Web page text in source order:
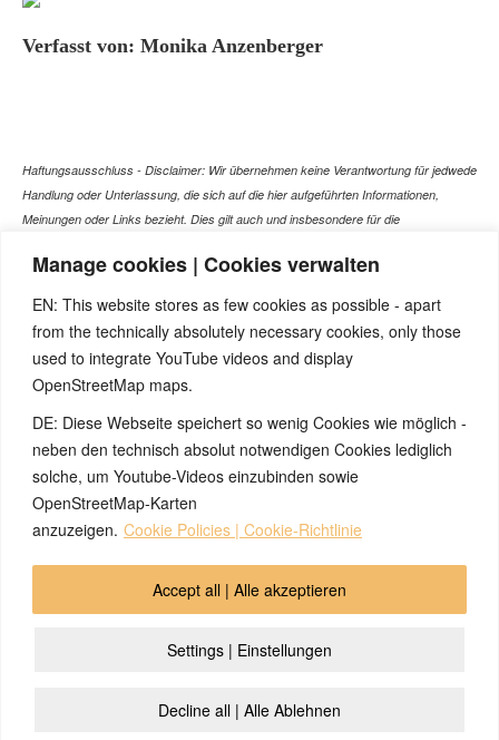
Manage cookies | Cookies verwalten
EN: This website stores as few cookies as possible - apart
from the technically absolutely necessary cookies, only those
used to integrate YouTube videos and display
OpenStreetMap maps.
DE: Diese Webseite speichert so wenig Cookies wie möglich -
neben den technisch absolut notwendigen Cookies lediglich
solche, um Youtube-Videos einzubinden sowie
OpenStreetMap-Karten
anzuzeigen. Cookie Policies | Cookie-Richtlinie
Settings | Einstellungen
Decline all | Alle Ablehnen
Accept all | Alle akzeptieren
Verfasst von: Monika Anzenberger
Haftungsausschluss - Disclaimer: Wir übernehmen keine Verantwortung für jedwede
Handlung oder Unterlassung, die sich auf die hier aufgeführten Informationen,
Meinungen oder Links bezieht. Dies gilt auch und insbesondere für die
Gespräch mit dem Arzt Ihres Vertrauens darstellen können. Bei den Texten auf
Versuch einer Diagnose oder Behandlung! Wir übernehmen keinerlei Gewähr für die
Korrektheit, Aktualität, Vollständigkeit oder Qualität der Informationen auf dieser
Website. Zusätzlich müssen wir jede Haftung oder Garantie ausschließen. Dies gilt
auch für alle Verweise (Links), die direkt oder indirekt angeboten werden. Wir
können für die Inhalte solcher externen Sites, die Sie mittels eines Links oder
sonstiger Hinweise erreichen, keine Verantwortung übernehmen. Ferner haften wir
nicht für direkte oder indirekte Schäden, die auf Informationen zurückgeführt werden
können, die auf diesen externen Websites stehen
© 2026 by Ingmar Marquardt
Política de privacidad Contacto